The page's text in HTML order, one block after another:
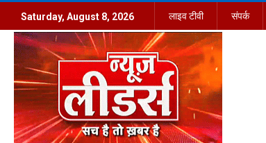
Saturday, August 8, 2026 लाइव टीवी संपर्क